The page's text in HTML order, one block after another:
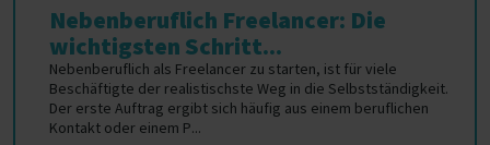
Nebenberuflich Freelancer: Die
wichtigsten Schritt...
Nebenberuflich als Freelancer zu starten, ist für viele
Beschäftigte der realistischste Weg in die Selbstständigkeit.
Der erste Auftrag ergibt sich häufig aus einem beruflichen
Kontakt oder einem P...